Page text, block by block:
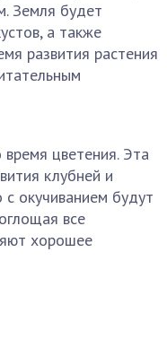
Земля будет
а также
развития растения
цветения. Эта
клубней и
окучиванием будут
все
хорошее